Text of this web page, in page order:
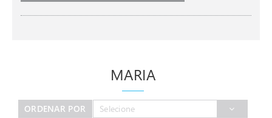
MARIA
ORDENAR POR Selecione